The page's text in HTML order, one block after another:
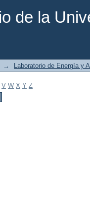
de la
→ Laboratorio de Energía y
V W X Y Z